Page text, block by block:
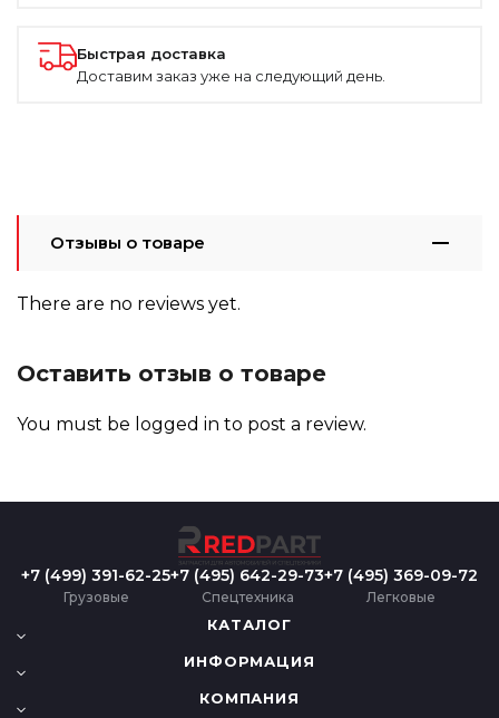
Быстрая доставка
Доставим заказ уже на следующий день.
Отзывы о товаре
There are no reviews yet.
Оставить отзыв о товаре
You must be logged in to post a review.
+7 (499) 391-62-25
Грузовые
+7 (495) 642-29-73
Спецтехника
+7 (495) 369-09-72
Легковые
КАТАЛОГ
ИНФОРМАЦИЯ
КОМПАНИЯ